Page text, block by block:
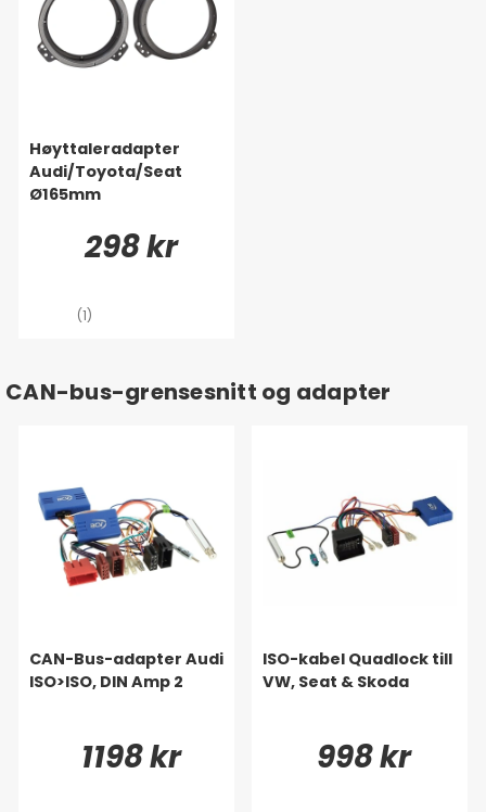
Høyttaleradapter
Audi/Toyota/Seat
Ø165mm
298 kr
(1)
CAN-bus-grensesnitt og adapter
CAN-Bus-adapter Audi
ISO>ISO, DIN Amp 2
1198 kr
ISO-kabel Quadlock till
VW, Seat & Skoda
998 kr